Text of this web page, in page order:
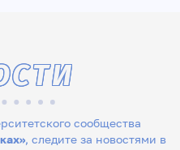
сообщества
, следите за новостями в